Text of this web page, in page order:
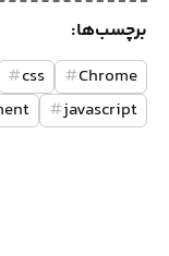
برچسب‌ها:
Chrome
#
css
#
javascript
#